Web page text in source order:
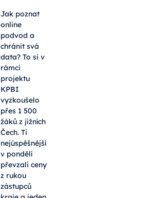
Jak poznat
online
podvod a
chránit svá
data? To si v
rámci
projektu
KPBI
vyzkoušelo
přes 1 500
žáků z jižních
Čech. Ti
nejúspěšnější
v pondělí
převzali ceny
z rukou
zástupců